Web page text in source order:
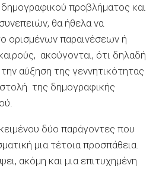
προβλήματος και
θα ήθελα να
ορισμένων παραινέσεων ή
ακούγονται, ότι δηλαδή
την αύξηση της γεννητικότητας
της δημογραφικής
δύο παράγοντες που
μια τέτοια προσπάθεια.
ακόμη και μια επιτυχημένη